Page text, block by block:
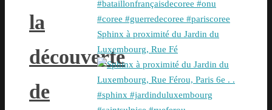
la
découverte
de
Sphinx à proximité du Jardin du
Luxembourg, Rue Fé